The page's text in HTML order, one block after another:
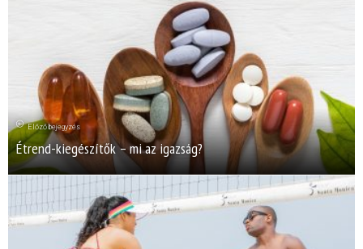
Előző bejegyzés
Étrend-kiegészítők – mi az igazság?